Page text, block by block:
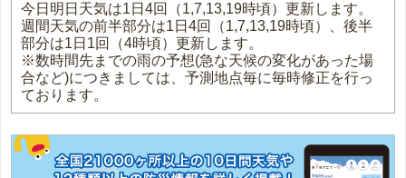
今日明日天気は1日4回（1,7,13,19時頃）更新します。
週間天気の前半部分は1日4回（1,7,13,19時頃）、後半
部分は1日1回（4時頃）更新します。
※数時間先までの雨の予想(急な天候の変化があった場
合など)につきましては、予測地点毎に毎時修正を行っ
ております。